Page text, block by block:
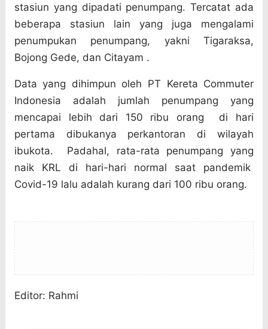
stasiun yang dipadati penumpang. Tercatat ada
beberapa stasiun lain yang juga mengalami
penumpukan penumpang, yakni Tigaraksa,
Bojong Gede, dan Citayam .
Data yang dihimpun oleh PT Kereta Commuter
Indonesia adalah jumlah penumpang yang
mencapai lebih dari 150 ribu orang
di hari
pertama dibukanya perkantoran di wilayah
ibukota.
Padahal, rata-rata penumpang yang
naik KRL di hari-hari normal saat pandemik
Covid-19 lalu adalah kurang dari 100 ribu orang.
Editor: Rahmi